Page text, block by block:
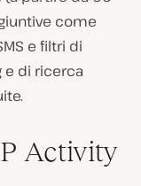
come
e filtri di
e di ricerca
Activity